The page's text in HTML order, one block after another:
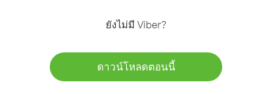
ยังไม่มี Viber?
ดาวน์โหลดตอนนี้